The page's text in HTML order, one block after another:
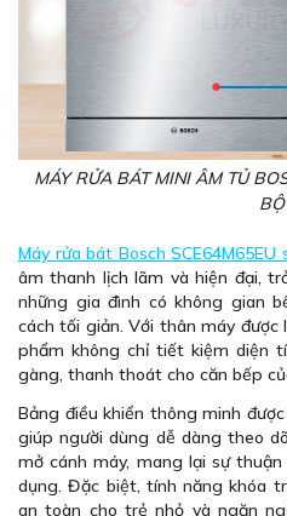
MÁY RỬA BÁT MINI ÂM TỦ
BỘ
Máy rửa bát Bosch SCE64M65EU
âm thanh lịch lãm và hiện đại,
những gia đình có không gian
cách tối giản. Với thân máy
phẩm không chỉ tiết kiệm diện
gàng, thanh thoát cho căn bếp
Bảng điều khiển thông minh
giúp người dùng dễ dàng theo
mở cánh máy, mang lại sự
dụng. Đặc biệt, tính năng khóa
an toàn cho trẻ nhỏ và ngăn